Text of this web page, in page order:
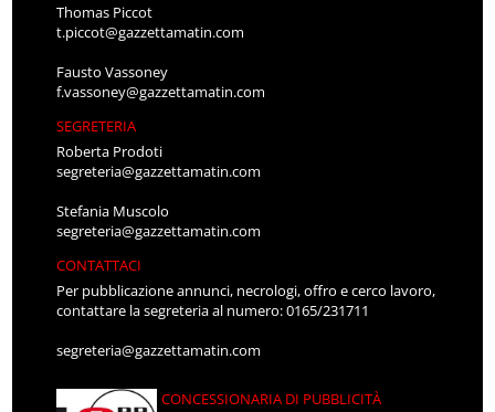
Thomas Piccot
t.piccot@gazzettamatin.com
Fausto Vassoney
f.vassoney@gazzettamatin.com
SEGRETERIA
Roberta Prodoti
segreteria@gazzettamatin.com
Stefania Muscolo
segreteria@gazzettamatin.com
CONTATTACI
Per pubblicazione annunci, necrologi, offro e cerco lavoro,
contattare la segreteria al numero: 0165/231711
segreteria@gazzettamatin.com
CONCESSIONARIA DI PUBBLICITÀ